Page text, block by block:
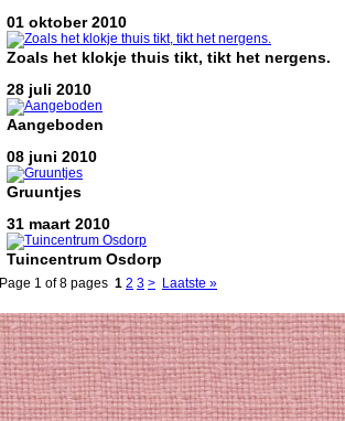
01 oktober 2010
Zoals het klokje thuis tikt, tikt het nergens.
28 juli 2010
Aangeboden
08 juni 2010
Gruuntjes
31 maart 2010
Tuincentrum Osdorp
Page 1 of 8 pages 1 2 3 > Laatste »